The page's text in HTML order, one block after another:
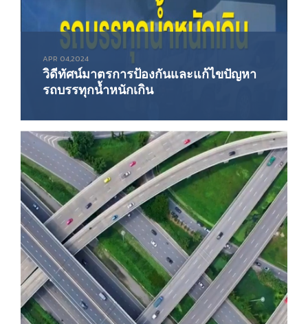
APR 04,2024
วิดีทัศน์มาตรการป้องกันและแก้ไขปัญหา
รถบรรทุกน้ำหนักเกิน